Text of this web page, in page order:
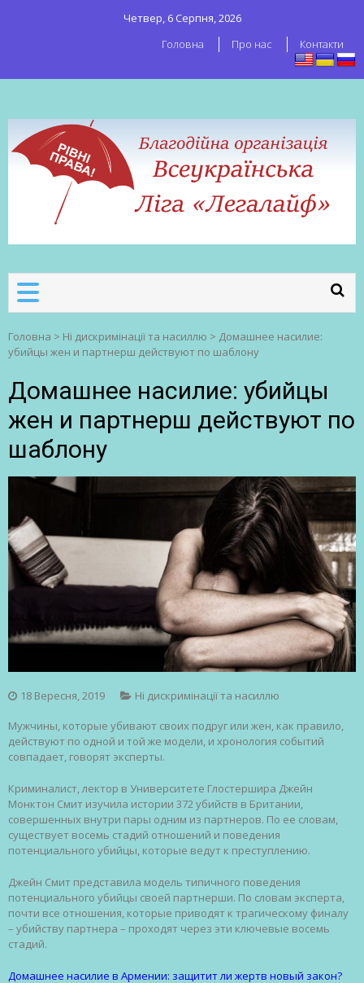
Четвер, 6 Серпня, 2026
Головна
Про нас Контакти
робітників
Головна > Ні дискримінації та насиллю > Домашнее насилие:
убийцы жен и партнерш действуют по шаблону
Домашнее насилие: убийцы
жен и партнерш действуют по
шаблону
18 Вересня, 2019 Ні дискримінації та насиллю
Мужчины, которые убивают своих подруг или жен, как правило,
действуют по одной и той же модели, и хронология событий
совпадает, говорят эксперты.
Криминалист, лектор в Университете Глостершира Джейн
Монктон Смит изучила истории 372 убийств в Британии,
совершенных внутри пары одним из партнеров. По ее словам,
существует восемь стадий отношений и поведения
потенциального убийцы, которые ведут к преступлению.
Джейн Смит представила модель типичного поведения
потенциального убийцы своей партнерши. По словам эксперта,
почти все отношения, которые приводят к трагическому финалу
– убийству партнера – проходят через эти ключевые восемь
стадий.
Домашнее насилие в Армении: защитит ли жертв новый закон?